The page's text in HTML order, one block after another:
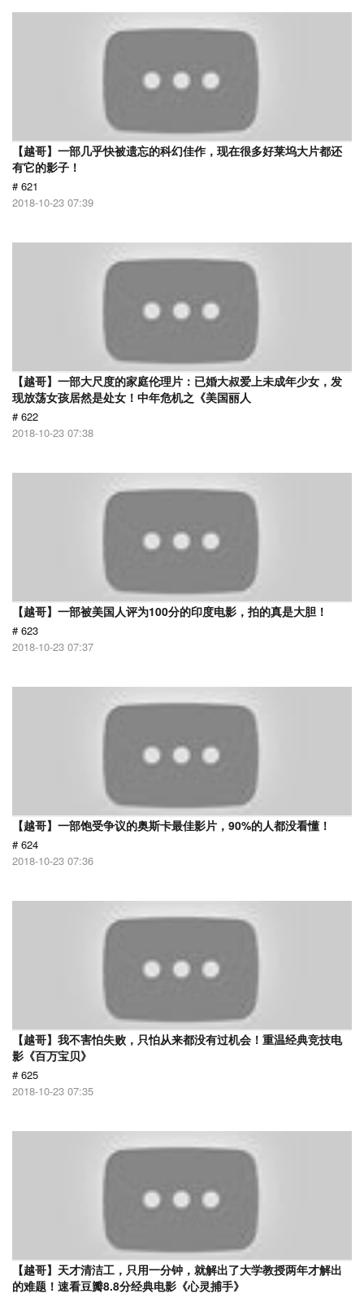
【越哥】一部几乎快被遗忘的科幻佳作，现在很多好莱坞大片都还
有它的影子！
# 621
2018-10-23 07:39
【越哥】一部大尺度的家庭伦理片：已婚大叔爱上未成年少女，发
现放荡女孩居然是处女！中年危机之《美国丽人
# 622
2018-10-23 07:38
【越哥】一部被美国人评为100分的印度电影，拍的真是大胆！
# 623
2018-10-23 07:37
【越哥】一部饱受争议的奥斯卡最佳影片，90%的人都没看懂！
# 624
2018-10-23 07:36
【越哥】我不害怕失败，只怕从来都没有过机会！重温经典竞技电
影《百万宝贝》
# 625
2018-10-23 07:35
【越哥】天才清洁工，只用一分钟，就解出了大学教授两年才解出
的难题！速看豆瓣8.8分经典电影《心灵捕手》